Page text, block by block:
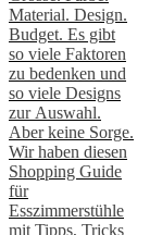
Material. Design.
Budget. Es gibt
so viele Faktoren
zu bedenken und
so viele Designs
zur Auswahl.
Aber keine Sorge.
Wir haben diesen
Shopping Guide
für
Esszimmerstühle
mit Tipps, Tricks